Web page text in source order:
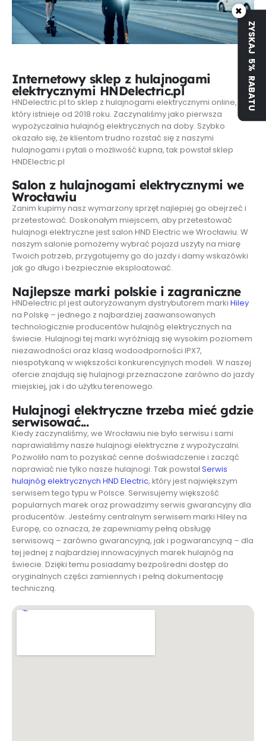
Internetowy sklep z hulajnogami
elektrycznymi HNDelectric.pl
HNDelectric.pl to sklep z hulajnogami elektrycznymi online,
który istnieje od 2018 roku. Zaczynaliśmy jako pierwsza
wypożyczalnia hulajnóg elektrycznych na doby. Szybko
okazało się, że klientom trudno rozstać się z naszymi
hulajnogami i pytali o możliwość kupna, tak powstał sklep
HNDElectric.pl
Salon z hulajnogami elektrycznymi we
Wrocławiu
Zanim kupimy nasz wymarzony sprzęt najlepiej go obejrzeć i
przetestować. Doskonałym miejscem, aby przetestować
hulajnogi elektryczne jest salon HND Electric we Wrocławiu. W
naszym salonie pomożemy wybrać pojazd uszyty na miarę
Twoich potrzeb, przygotujemy go do jazdy i damy wskazówki
jak go długo i bezpiecznie eksploatować.
Najlepsze marki polskie i zagraniczne
HNDelectric.pl jest autoryzowanym dystrybutorem marki Hiley
na Polskę – jednego z najbardziej zaawansowanych
technologicznie producentów hulajnóg elektrycznych na
świecie. Hulajnogi tej marki wyróżniają się wysokim poziomem
niezawodności oraz klasą wodoodporności IPX7,
niespotykaną w większości konkurencyjnych modeli. W naszej
ofercie znajdują się hulajnogi przeznaczone zarówno do jazdy
miejskiej, jak i do użytku terenowego.
Hulajnogi elektryczne trzeba mieć gdzie
serwisować...
Kiedy zaczynaliśmy, we Wrocławiu nie było serwisu i sami
naprawialiśmy nasze hulajnogi elektryczne z wypożyczalni.
Pozwoliło nam to pozyskać cenne doświadczenie i zacząć
naprawiać nie tylko nasze hulajnogi. Tak powstałSerwis
hulajnóg elektrycznych HND Electric, który jest największym
serwisem tego typu w Polsce. Serwisujemy większość
popularnych marek oraz prowadzimy serwis gwarancyjny dla
producentów. Jesteśmy centralnym serwisem marki Hiley na
Europę, co oznacza, że zapewniamy pełną obsługę
serwisową – zarówno gwarancyjną, jak i pogwarancyjną – dla
tej jednej z najbardziej innowacyjnych marek hulajnóg na
świecie. Dzięki temu posiadamy bezpośredni dostęp do
oryginalnych części zamiennych i pełną dokumentację
techniczną.
×
ZYSKAJ 5% RABATU